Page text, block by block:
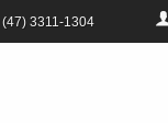
(47) 3311-1304